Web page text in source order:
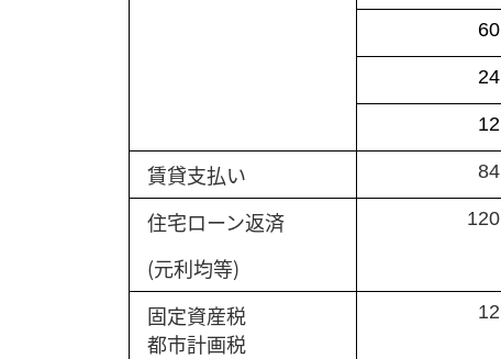
60
24
12
賃貸支払い 84
住宅ローン返済 120
(元利均等)
固定資産税
都市計画税
12